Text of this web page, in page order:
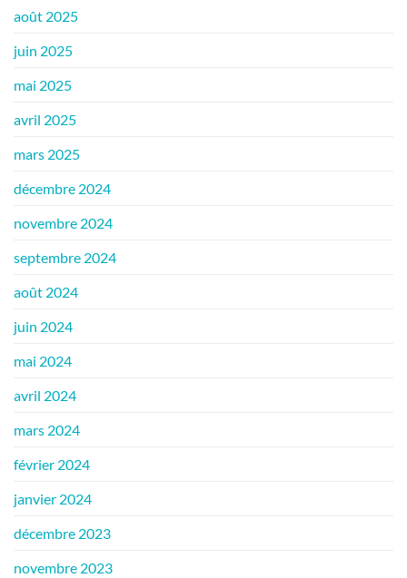
août 2025
juin 2025
mai 2025
avril 2025
mars 2025
décembre 2024
novembre 2024
septembre 2024
août 2024
juin 2024
mai 2024
avril 2024
mars 2024
février 2024
janvier 2024
décembre 2023
novembre 2023